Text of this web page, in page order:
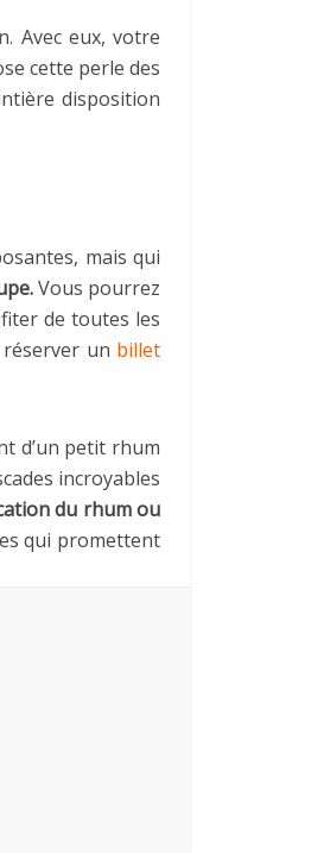
Avec eux, votre
cette perle des
disposition
mais qui
Vous pourrez
de toutes les
un billet
d’un petit rhum
incroyables
du rhum ou
qui promettent